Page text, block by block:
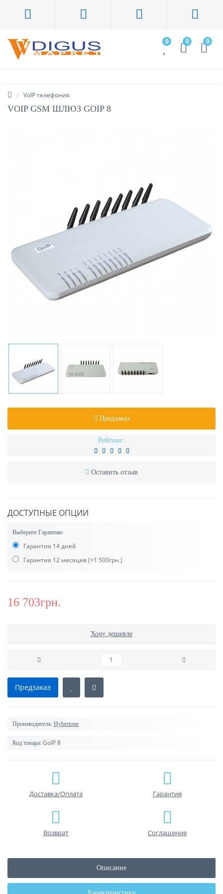
0 0 0
VoIP телефония
VOIP GSM ШЛЮЗ GOIP 8
Предзаказ
Рейтинг:
Оставить отзыв
ДОСТУПНЫЕ ОПЦИИ
Выберите Гарантию
Гарантия 14 дней
Гарантия 12 месяцев(+1 500грн.)
16 703грн.
Хочу дешевле
Предзаказ
Производитель: Hybertone
Код товара: GoIP 8
Доставка/Оплата Гарантия
Возврат Соглашение
Описание